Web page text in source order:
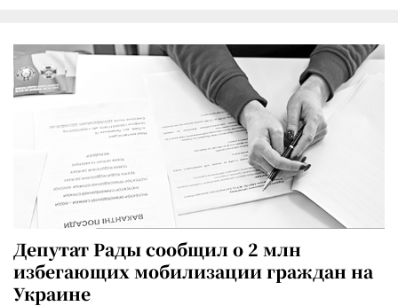
Депутат Рады сообщил о 2 млн
избегающих мобилизации граждан на
Украине